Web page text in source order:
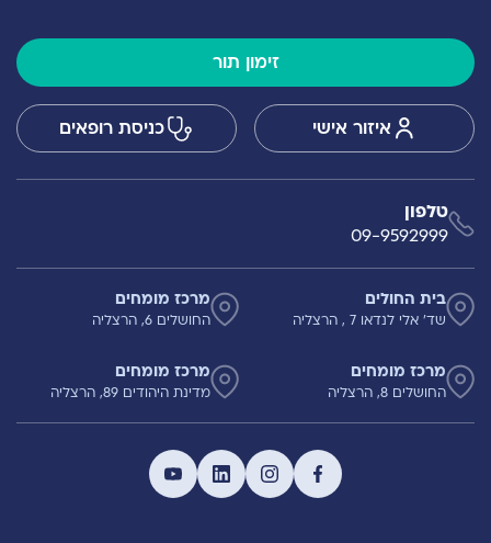
זימון תור
איזור אישי כניסת רופאים
טלפון
09-9592999
בית החולים
שד' אלי לנדאו 7 , הרצליה
מרכז מומחים
החושלים 6, הרצליה
מרכז מומחים
החושלים 8, הרצליה
מרכז מומחים
מדינת היהודים 89, הרצליה